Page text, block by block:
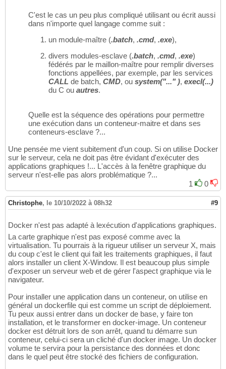
C'est le cas un peu plus compliqué utilisant ou écrit aussi
dans n'importe quel langage comme suit :
un module-maître (.batch, .cmd, .exe),
divers modules-esclave (.batch, .cmd, .exe)
fédérés par le maillon-maître pour remplir diverses
fonctions appellées, par exemple, par les services
CALL de batch, CMD, ou system("..." ), execl(...)
du C ou autres.
Quelle est la séquence des opérations pour permettre
une exécution dans un conteneur-maitre et dans ses
conteneurs-esclave ?...
Une pensée me vient subitement d'un coup. Si on utilise Docker
sur le serveur, cela ne doit pas être évidant d'exécuter des
applications graphiques !... L'accès à la fenêtre graphique du
serveur n'est-elle pas alors problématique ?...
1
0
Christophe, le 10/10/2022 à 08h32 #9
Docker n'est pas adapté à lexécution d'applications graphiques.
La carte graphique n'est pas exposé comme avec la
virtualisation. Tu pourrais à la rigueur utiliser un serveur X, mais
du coup c'est le client qui fait les traitements graphiques, il faut
alors installer un client X-Window. Il est beaucoup plus simple
d'exposer un serveur web et de gérer l'aspect graphique via le
navigateur.
Pour installer une application dans un conteneur, on utilise en
général un dockerfile qui est comme un script de déploiement.
Tu peux aussi entrer dans un docker de base, y faire ton
installation, et le transformer en docker-image. Un conteneur
docker est détruit lors de son arrêt, quand tu démarre sun
conteneur, celui-ci sera un cliché d'un docker image. Un docker
volume te servira pour la persistance des données et donc
dans le quel peut être stocké des fichiers de configuration.